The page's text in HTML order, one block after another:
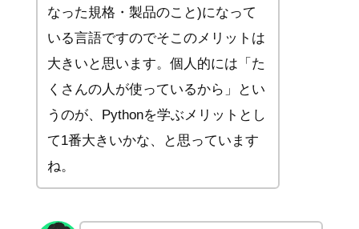
なった規格・製品のこと)になって
いる言語ですのでそこのメリットは
大きいと思います。個人的には「た
くさんの人が使っているから」とい
うのが、Pythonを学ぶメリットとし
て1番大きいかな、と思っています
ね。